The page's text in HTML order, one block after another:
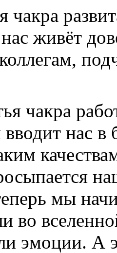
живёт
чакра
нас
мы
во
эмоции. А